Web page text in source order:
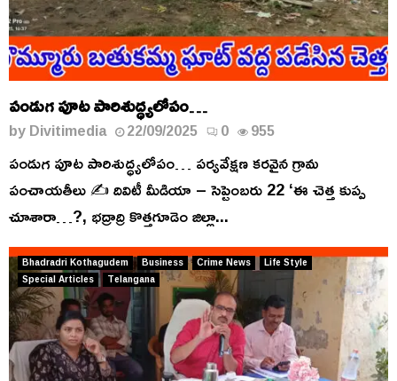
పండుగ పూట పారిశుద్ధ్యలోపం…
byDivitimedia 22/09/2025 0 955
పండుగ పూట పారిశుద్ధ్యలోపం… పర్యవేక్షణ కరవైన గ్రామ
పంచాయతీలు ✍️ దివిటీ మీడియా – సెప్టెంబరు 22 ‘ఈ చెత్త కుప్ప
చూశారా…?, భద్రాద్రి కొత్తగూడెం జిల్లా...
Bhadradri Kothagudem Business Crime News
Life Style
Special Articles
Telangana